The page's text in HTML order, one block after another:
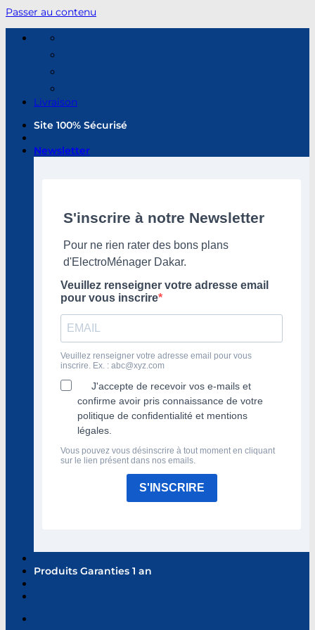
Passer au contenu
Livraison
Site 100% Sécurisé
Newsletter
S'inscrire à notre Newsletter
Pour ne rien rater des bons plans
d'ElectroMénager Dakar.
Veuillez renseigner votre adresse email
pour vous inscrire
Veuillez renseigner votre adresse email pour vous
inscrire. Ex. : abc@xyz.com
J'accepte de recevoir vos e-mails et
confirme avoir pris connaissance de votre
politique de confidentialité et mentions
légales.
Vous pouvez vous désinscrire à tout moment en cliquant
sur le lien présent dans nos emails.
S'INSCRIRE
Produits Garanties 1 an